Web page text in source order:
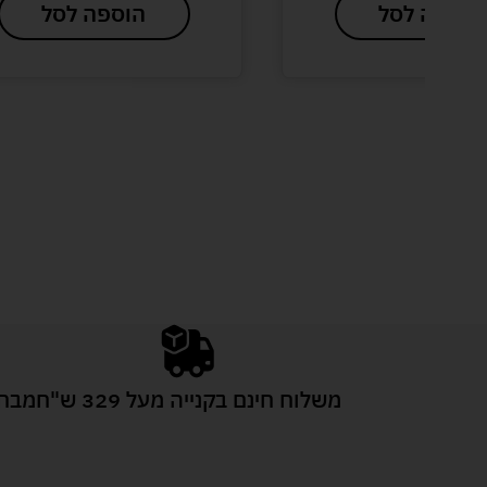
הוספה לסל הוספה לסל
משלוח חינם בקנייה מעל 329 ש"ח